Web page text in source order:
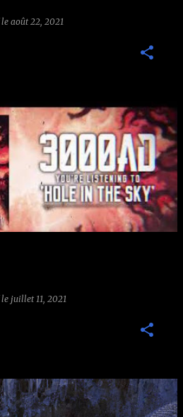
le août 22, 2021
le juillet 11, 2021